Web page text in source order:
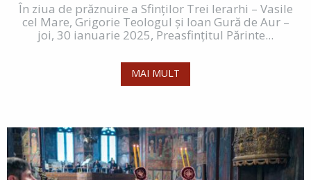
În ziua de prăznuire a Sfinților Trei Ierarhi – Vasile
cel Mare, Grigorie Teologul și Ioan Gură de Aur –
joi, 30 ianuarie 2025, Preasfințitul Părinte...
MAI MULT